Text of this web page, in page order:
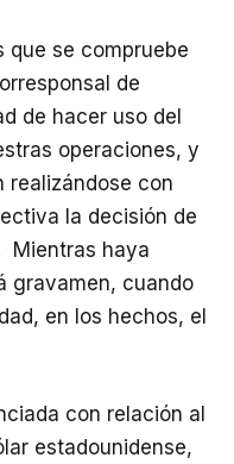
que se compruebe
de
de hacer uso del
operaciones, y
realizándose con
la decisión de
Mientras haya
gravamen, cuando
en los hechos, el
con relación al
estadounidense,